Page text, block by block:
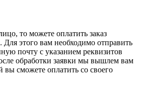
то можете оплатить заказ
этого вам необходимо отправить
почту с указанием реквизитов
обработки заявки мы вышлем вам
вы сможете оплатить со своего